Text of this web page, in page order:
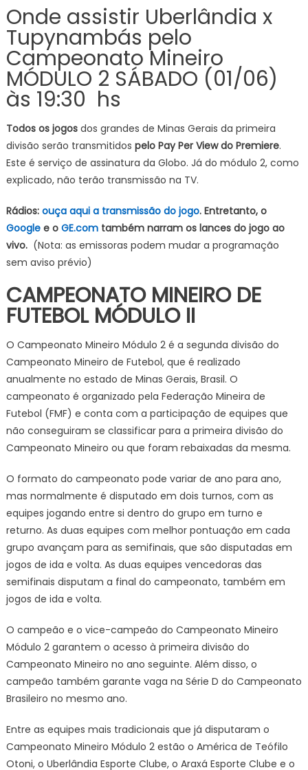
Onde assistir Uberlândia x
Tupynambás pelo
Campeonato Mineiro
MÓDULO 2 SÁBADO (01/06)
às 19:30 hs
Todos os jogosdos grandes de Minas Gerais da primeira
divisão serão transmitidos pelo Pay Per View do Premiere.
Este é serviço de assinatura da Globo. Já do módulo 2, como
explicado, não terão transmissão na TV.
Rádios: ouça aqui a transmissão do jogo. Entretanto, o
Googlee o GE.comtambém narram os lances do jogo ao
vivo. (Nota: as emissoras podem mudar a programação
sem aviso prévio)
CAMPEONATO MINEIRO DE
FUTEBOL MÓDULO II
O Campeonato Mineiro Módulo 2 é a segunda divisão do
Campeonato Mineiro de Futebol, que é realizado
anualmente no estado de Minas Gerais, Brasil. O
campeonato é organizado pela Federação Mineira de
Futebol (FMF) e conta com a participação de equipes que
não conseguiram se classificar para a primeira divisão do
Campeonato Mineiro ou que foram rebaixadas da mesma.
O formato do campeonato pode variar de ano para ano,
mas normalmente é disputado em dois turnos, com as
equipes jogando entre si dentro do grupo em turno e
returno. As duas equipes com melhor pontuação em cada
grupo avançam para as semifinais, que são disputadas em
jogos de ida e volta. As duas equipes vencedoras das
semifinais disputam a final do campeonato, também em
jogos de ida e volta.
O campeão e o vice-campeão do Campeonato Mineiro
Módulo 2 garantem o acesso à primeira divisão do
Campeonato Mineiro no ano seguinte. Além disso, o
campeão também garante vaga na Série D do Campeonato
Brasileiro no mesmo ano.
Entre as equipes mais tradicionais que já disputaram o
Campeonato Mineiro Módulo 2 estão o América de Teófilo
Otoni, o Uberlândia Esporte Clube, o Araxá Esporte Clube e o